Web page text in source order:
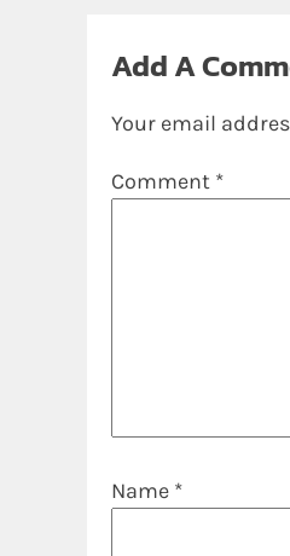
Add A
Your email
Comment *
Name *